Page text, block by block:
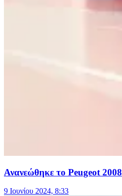
Ανανεώθηκε το Peugeot 2008
9 Ιουνίου 2024, 8:33